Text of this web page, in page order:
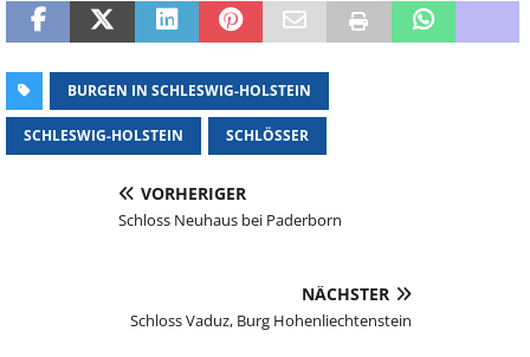
BURGEN IN SCHLESWIG-HOLSTEIN
SCHLESWIG-HOLSTEIN SCHLÖSSER
VORHERIGER
Schloss Neuhaus bei Paderborn
NÄCHSTER
Schloss Vaduz, Burg Hohenliechtenstein